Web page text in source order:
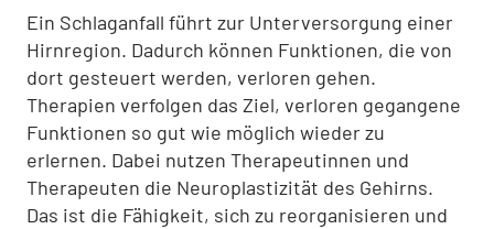
Ein Schlaganfall führt zur Unterversorgung einer
Hirnregion. Dadurch können Funktionen, die von
dort gesteuert werden, verloren gehen.
Therapien verfolgen das Ziel, verloren gegangene
Funktionen so gut wie möglich wieder zu
erlernen. Dabei nutzen Therapeutinnen und
Therapeuten die Neuroplastizität des Gehirns.
Das ist die Fähigkeit, sich zu reorganisieren und